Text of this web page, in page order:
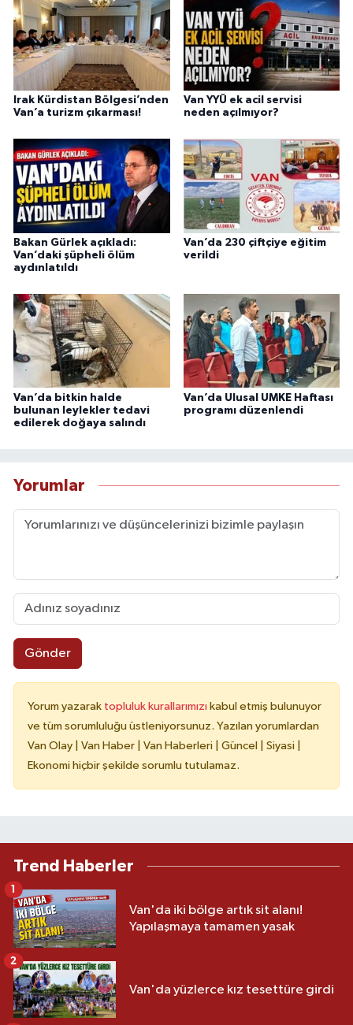
Irak Kürdistan Bölgesi’nden
Van’a turizm çıkarması!
Van YYÜ ek acil servisi
neden açılmıyor?
Bakan Gürlek açıkladı:
Van’daki şüpheli ölüm
aydınlatıldı
Van’da 230 çiftçiye eğitim
verildi
Van’da bitkin halde
bulunan leylekler tedavi
edilerek doğaya salındı
Van’da Ulusal UMKE Haftası
programı düzenlendi
Yorumlar
Gönder
Yorum yazarak topluluk kurallarımızı kabul etmiş bulunuyor
ve tüm sorumluluğu üstleniyorsunuz. Yazılan yorumlardan
Van Olay | Van Haber | Van Haberleri | Güncel | Siyasi |
Ekonomi hiçbir şekilde sorumlu tutulamaz.
Trend Haberler
Van'da iki bölge artık sit alanı!
Yapılaşmaya tamamen yasak
1
Van'da yüzlerce kız tesettüre girdi
2